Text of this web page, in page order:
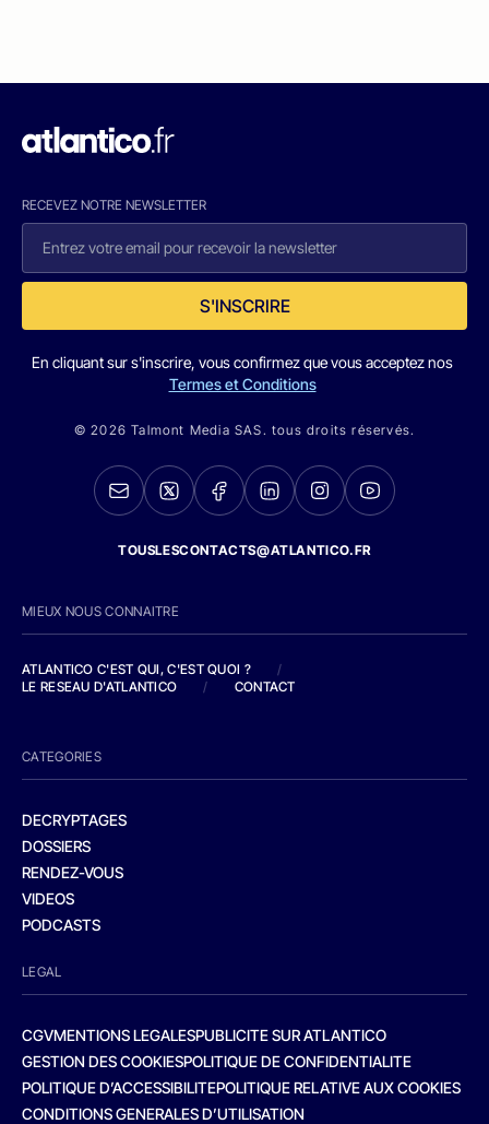
RECEVEZ NOTRE NEWSLETTER
S'INSCRIRE
En cliquant sur s'inscrire, vous confirmez que vous acceptez nos
Termes et Conditions
© 2026 Talmont Media SAS. tous droits réservés.
TOUSLESCONTACTS@ATLANTICO.FR
MIEUX NOUS CONNAITRE
ATLANTICO C'EST QUI, C'EST QUOI ?
/
LE RESEAU D'ATLANTICO
/ CONTACT
CATEGORIES
DECRYPTAGES
DOSSIERS
RENDEZ-VOUS
VIDEOS
PODCASTS
LEGAL
CGVMENTIONS LEGALESPUBLICITE SUR ATLANTICO
GESTION DES COOKIESPOLITIQUE DE CONFIDENTIALITE
POLITIQUE D’ACCESSIBILITEPOLITIQUE RELATIVE AUX COOKIES
CONDITIONS GENERALES D’UTILISATION